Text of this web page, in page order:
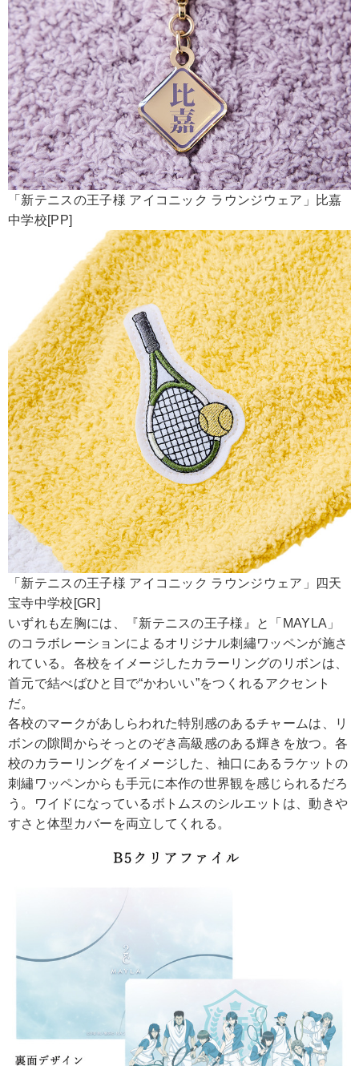
「新テニスの王子様 アイコニック ラウンジウェア」比嘉
中学校[PP]
「新テニスの王子様 アイコニック ラウンジウェア」四天
宝寺中学校[GR]
いずれも左胸には、『新テニスの王子様』と「MAYLA」
のコラボレーションによるオリジナル刺繡ワッペンが施さ
れている。各校をイメージしたカラーリングのリボンは、
首元で結べばひと目で“かわいい”をつくれるアクセント
だ。
各校のマークがあしらわれた特別感のあるチャームは、リ
ボンの隙間からそっとのぞき高級感のある輝きを放つ。各
校のカラーリングをイメージした、袖口にあるラケットの
刺繡ワッペンからも手元に本作の世界観を感じられるだろ
う。ワイドになっているボトムスのシルエットは、動きや
すさと体型カバーを両立してくれる。